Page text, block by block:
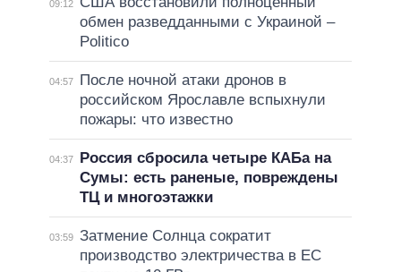
09:12
обмен разведданными с Украиной –
Politico
04:57
После ночной атаки дронов в
российском Ярославле вспыхнули
пожары: что известно
04:37
Россия сбросила четыре КАБа на
Сумы: есть раненые, повреждены
ТЦ и многоэтажки
03:59 Затмение Солнца сократит
производство электричества в ЕС